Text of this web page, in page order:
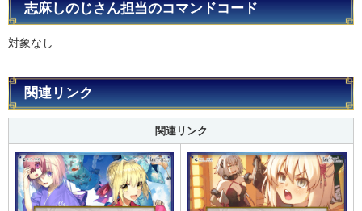
志麻しのじさん担当のコマンドコード
対象なし
関連リンク
関連リンク